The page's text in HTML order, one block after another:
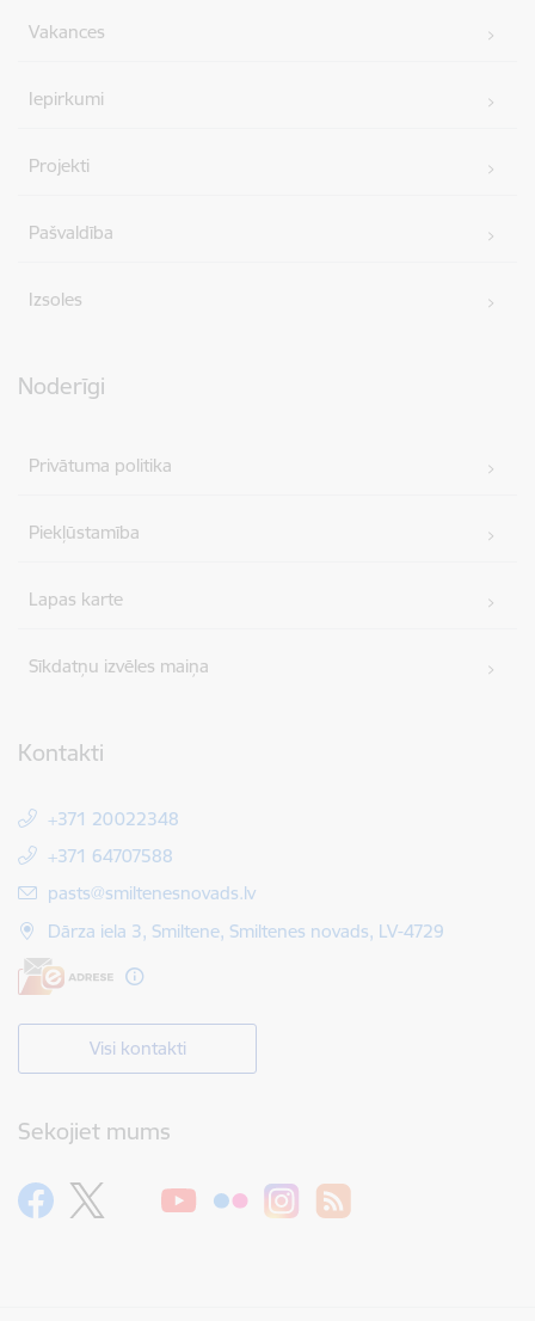
Vakances
Iepirkumi
Projekti
Pašvaldība
Izsoles
Noderīgi
Privātuma politika
Piekļūstamība
Lapas karte
Sīkdatņu izvēles maiņa
Kontakti
+371 20022348
+371 64707588
E-pasts:
pasts@smiltenesnovads.lv
Dārza iela 3, Smiltene, Smiltenes novads, LV-4729
Visi kontakti
Sekojiet mums